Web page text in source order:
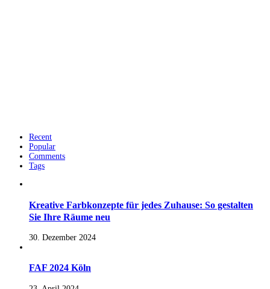
Recent
Popular
Comments
Tags
Kreative Farbkonzepte für jedes Zuhause: So gestalten
Sie Ihre Räume neu
30. Dezember 2024
FAF 2024 Köln